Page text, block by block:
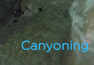
Canyoning